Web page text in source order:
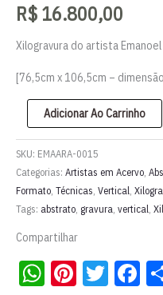
R$16.800,00
Xilogravura do artista Emanoel
[76,5cm x 106,5cm –
Xilogravura
Emanoel
Araújo
quantidade
Adicionar Ao Carrinho
SKU: EMAARA-0015
Categorias: Artistas em Acervo,
Formato, Técnicas, Vertical,
Tags: abstrato, gravura, vertical,
Compartilhar
WhatsApp